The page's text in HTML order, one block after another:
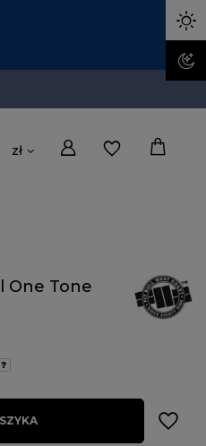
zł
One Tone